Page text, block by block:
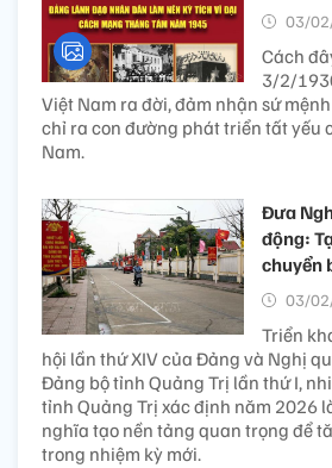
03/
Cách
3/2/
Việt Nam ra đời, đảm nhận sứ
chỉ ra con đường phát triển tất yếu
Nam.
Đưa
động:
chuyển
03/
Triển
hội lần thứ XIV của Đảng và Nghị
Đảng bộ tỉnh Quảng Trị lần thứ I,
tỉnh Quảng Trị xác định năm 2026
nghĩa tạo nền tảng quan trọng để
trong nhiệm kỳ mới.